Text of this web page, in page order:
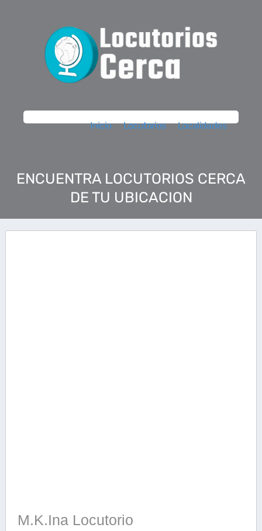
Inicio Locutorios Localidades
ENCUENTRA LOCUTORIOS CERCA
DE TU UBICACION
M.K.Ina Locutorio